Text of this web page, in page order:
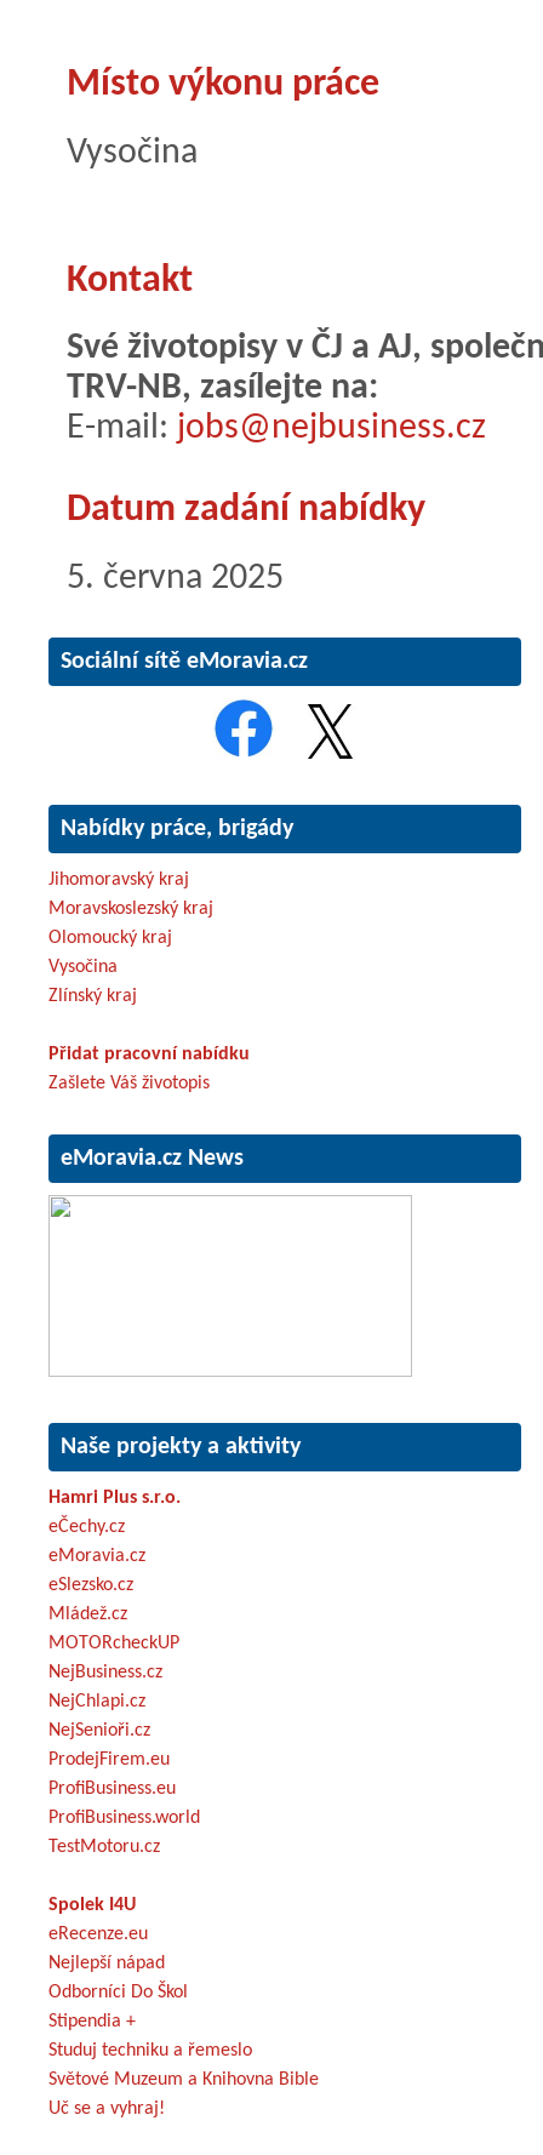
Místo výkonu práce
Vysočina
Kontakt
Své životopisy v ČJ a AJ,
TRV-NB, zasílejte na:
E-mail: jobs@nejbusiness.cz
Datum zadání nabídky
5. června 2025
Sociální sítě eMoravia.cz
Nabídky práce, brigády
Jihomoravský kraj
Moravskoslezský kraj
Olomoucký kraj
Vysočina
Zlínský kraj
Přidat pracovní nabídku
Zašlete Váš životopis
eMoravia.cz News
Naše projekty a aktivity
Hamri Plus s.r.o.
eČechy.cz
eMoravia.cz
eSlezsko.cz
Mládež.cz
MOTORcheckUP
NejBusiness.cz
NejChlapi.cz
NejSenioři.cz
ProdejFirem.eu
ProfiBusiness.eu
ProfiBusiness.world
TestMotoru.cz
Spolek I4U
eRecenze.eu
Nejlepší nápad
Odborníci Do Škol
Stipendia +
Studuj techniku a řemeslo
Světové Muzeum a Knihovna Bible
Uč se a vyhraj!